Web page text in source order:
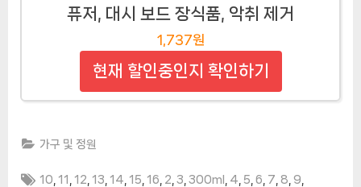
퓨저, 대시 보드 장식품, 악취 제거
1,737원
현재 할인중인지 확인하기
가구 및 정원
Tags:
10 11 12 13 14 15 16 2 ,3 ,300ml 4 5 ,6 7 ,8 ,9